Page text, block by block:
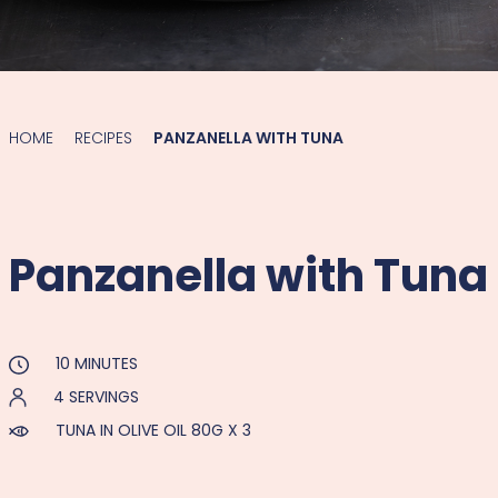
HOME RECIPES PANZANELLA WITH TUNA
Panzanella with Tuna
10 MINUTES
4 SERVINGS
TUNA IN OLIVE OIL 80G X 3